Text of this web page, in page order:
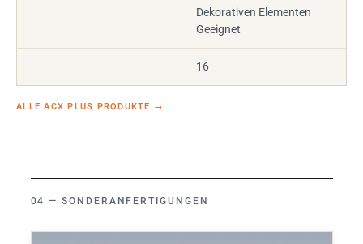
Dekorativen Elementen
Geeignet
16
ALLE ACX PLUS PRODUKTE →
SONDERANFERTIGUNGEN